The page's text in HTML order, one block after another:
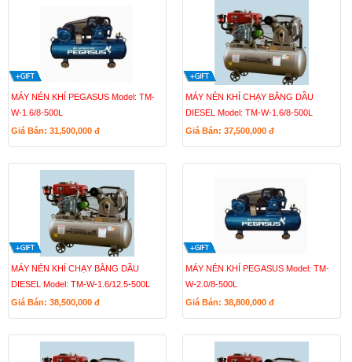
MÁY NÉN KHÍ PEGASUS Model: TM-
W-1.6/8-500L
Giá Bán: 31,500,000 đ
MÁY NÉN KHÍ CHẠY BẰNG DẦU
DIESEL Model: TM-W-1.6/8-500L
Giá Bán: 37,500,000 đ
MÁY NÉN KHÍ CHẠY BẰNG DẦU
DIESEL Model: TM-W-1.6/12.5-500L
Giá Bán: 38,500,000 đ
MÁY NÉN KHÍ PEGASUS Model: TM-
W-2.0/8-500L
Giá Bán: 38,800,000 đ